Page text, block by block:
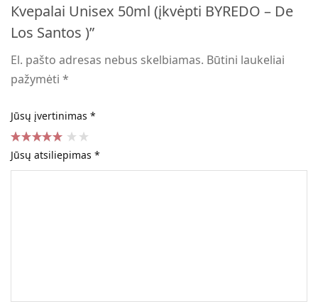
Кvepalai Unisex 50ml (įkvėpti BYREDO – De
Los Santos )”
El. pašto adresas nebus skelbiamas. Būtini laukeliai
pažymėti*
Jūsų įvertinimas *
Jūsų atsiliepimas*